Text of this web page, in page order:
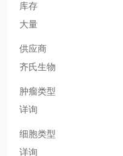
库存
大量
供应商
齐氏生物
肿瘤类型
详询
细胞类型
详询